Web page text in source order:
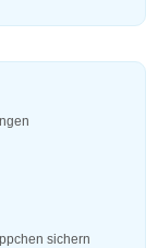
sichern